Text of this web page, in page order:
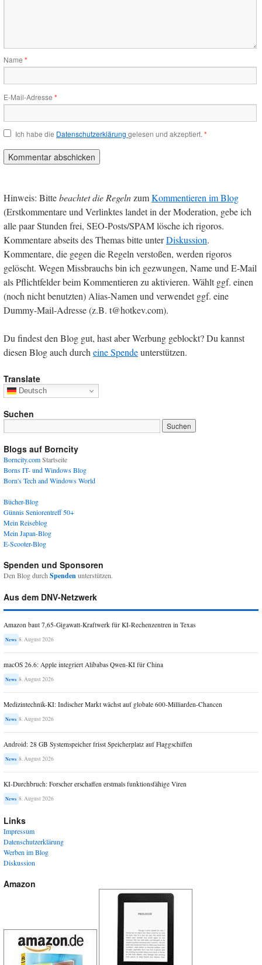
Name *
E-Mail-Adresse *
Ich habe die Datenschutzerklärung gelesen und akzeptiert. *
Hinweis: Bittebeachtet die RegelnzumKommentieren im Blog
(Erstkommentare und Verlinktes landet in der Moderation, gebe ich
alle paar Stunden frei, SEO-Posts/SPAM lösche ich rigoros.
Kommentare abseits des Themas bitte unterDiskussion.
Kommentare, die gegen die Regeln verstoßen, werden rigoros
gelöscht. Wegen Missbrauchs bin ich gezwungen, Name und E-Mail
als Pflichtfelder beim Kommentieren zu aktivieren. Wählt ggf. einen
(noch nicht benutzten) Alias-Namen und verwendet ggf. eine
Dummy-Mail-Adresse (z.B. t@hotkev.com).
Du findest den Blog gut, hast aber Werbung geblockt? Du kannst
diesen Blog auch durcheine Spendeunterstützen.
Translate
Deutsch
Suchen
Blogs auf Borncity
Borncity.comStartseite
Borns IT- und Windows Blog
Born's Tech and Windows World
Bücher-Blog
Günnis Seniorentreff 50+
Mein Reiseblog
Mein Japan-Blog
E-Scooter-Blog
Spenden und Sponsoren
Den Blog durchSpendenunterstützen.
Aus dem DNV-Netzwerk
Amazon baut 7,65-Gigawatt-Kraftwerk für KI-Rechenzentren in Texas
News 8. August 2026
macOS 26.6: Apple integriert Alibabas Qwen-KI für China
News 8. August 2026
Medizintechnik-KI: Indischer Markt wächst auf globale 600-Milliarden-Chancen
News 8. August 2026
Android: 28 GB Systemspeicher frisst Speicherplatz auf Flaggschiffen
News 8. August 2026
KI-Durchbruch: Forscher erschaffen erstmals funktionsfähige Viren
News 8. August 2026
Links
Impressum
Datenschutzerklärung
Werben im Blog
Diskussion
Amazon